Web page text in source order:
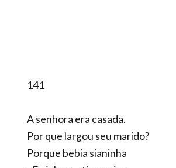
141
A senhora era casada.
Por que largou seu marido?
Porque bebia sianinha